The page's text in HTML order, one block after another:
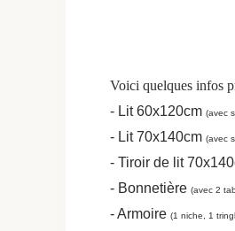
Voici quelques infos
- Lit 60x120cm (avec
- Lit 70x140cm (avec
- Tiroir de lit
- Bonnetière (avec 2
- Armoire (1 niche, 1